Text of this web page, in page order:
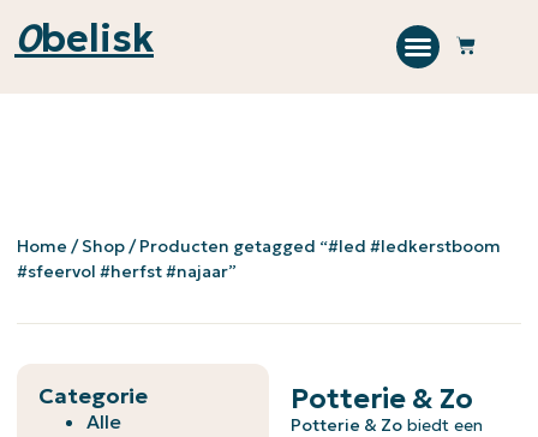
0belisk
Home /Shop/ Producten getagged “#led #ledkerstboom
#sfeervol #herfst #najaar”
Categorie
Alle
Potterie & Zo
Potterie & Zo biedt een